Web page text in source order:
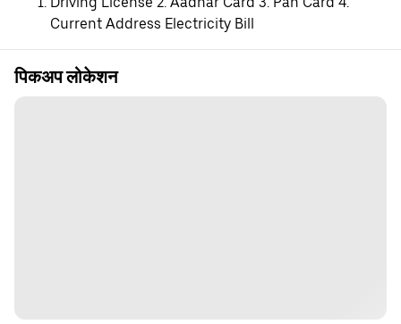
Current Address Electricity Bill
पिकअप लोकेशन